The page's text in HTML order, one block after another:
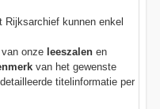
Rijksarchief kunnen enkel
onze leeszalen en
van het gewenste
titelinformatie per